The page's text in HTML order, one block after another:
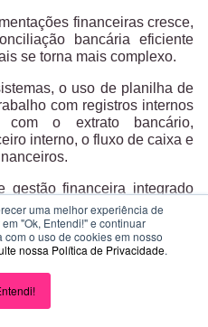
uma melhor experiência de
"Ok, Entendi!" e continuar
o uso de cookies em nosso
nossa Política de Privacidade.
financeiras cresce,
bancária eficiente
se torna mais complexo.
o uso de planilha de
com registros internos
com o extrato bancário,
interno, o fluxo de caixa e
gestão financeira integrado
e passa a ser uma
precisão, escalabilidade e
aoestruturar e automatizar
financeira
em um único fluxo de